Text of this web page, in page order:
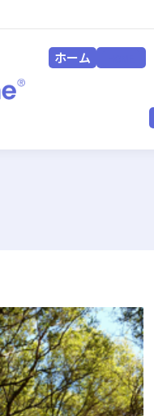
ホーム
ホーム HOME